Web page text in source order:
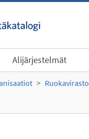
Alijärjestelmät
Ruokavirasto